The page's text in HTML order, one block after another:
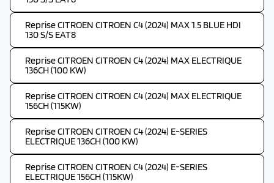
Reprise CITROEN CITROEN C4 (2024) MAX 1.5 BLUE HDI
130 S/S EAT8
Reprise CITROEN CITROEN C4 (2024) MAX ELECTRIQUE
136CH (100 KW)
Reprise CITROEN CITROEN C4 (2024) MAX ELECTRIQUE
156CH (115KW)
Reprise CITROEN CITROEN C4 (2024) E-SERIES
ELECTRIQUE 136CH (100 KW)
Reprise CITROEN CITROEN C4 (2024) E-SERIES
ELECTRIQUE 156CH (115KW)